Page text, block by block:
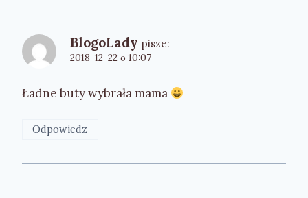
BlogoLady pisze:
2018-12-22 o 10:07
Ładne buty wybrała mama
Odpowiedz